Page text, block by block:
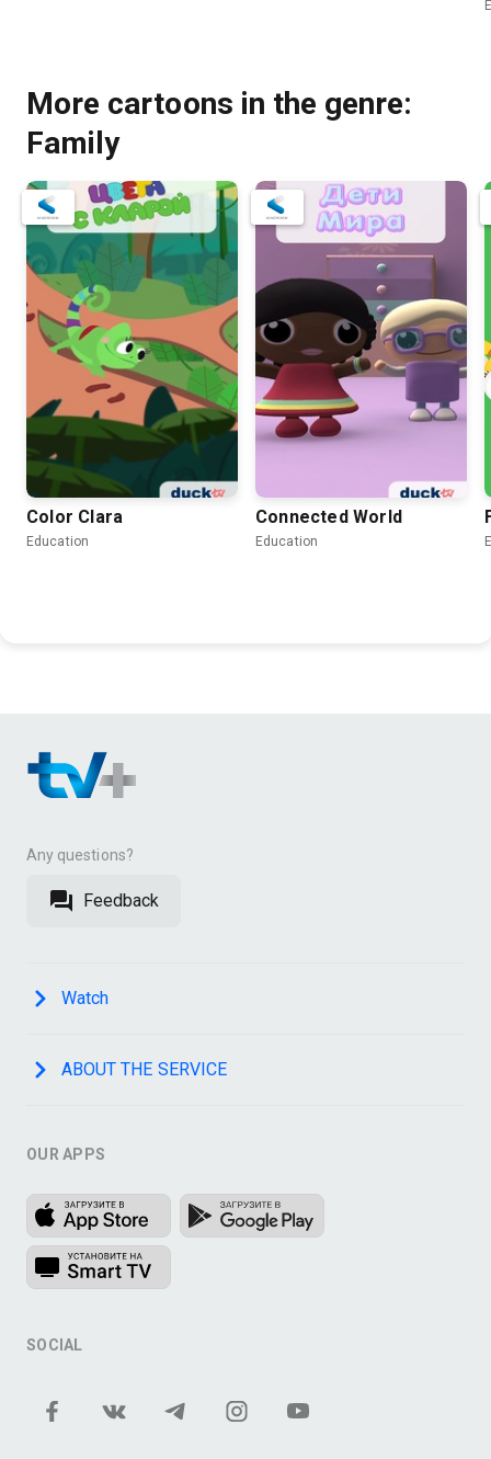
More cartoons in the genre:
Family
Color Clara
Education
Connected World
Education
Any questions?
Feedback
Watch
ABOUT THE SERVICE
OUR APPS
SOCIAL